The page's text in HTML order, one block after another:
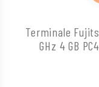
Terminale
GHz 4 GB